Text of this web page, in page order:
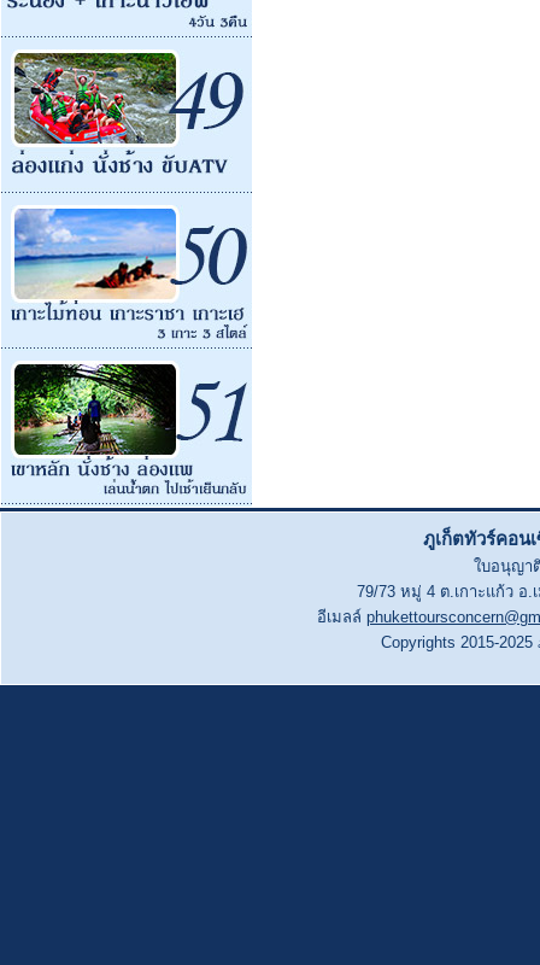
ภูเก็ตทัวร์คอน
ใบอนุญา
79/73 หมู่ 4 ต.เกาะแก้ว อ.
อีเมลล์
Copyrights 2015-